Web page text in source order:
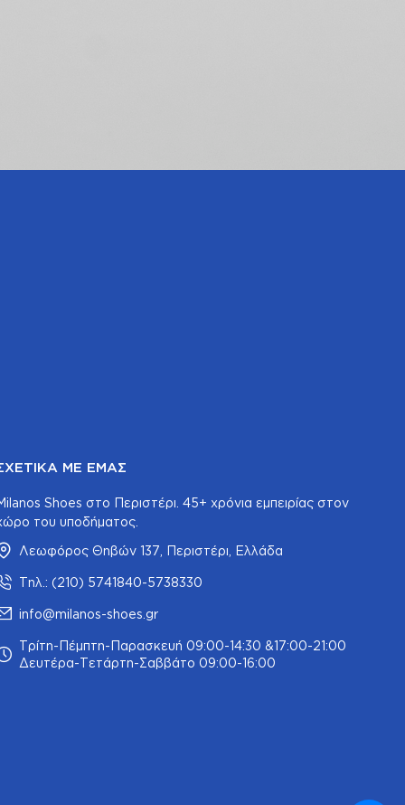
ΜΕ ΕΜΆΣ
Shoes στο Περιστέρι. 45+ χρόνια εμπειρίας στον
του υποδήματος.
Λεωφόρος Θηβών 137, Περιστέρι, Ελλάδα
Τηλ.: (210) 5741840-5738330
info@milanos-shoes.gr
Τρίτη-Πέμπτη-Παρασκευή 09:00-14:30 &17:00-21:00
Δευτέρα-Τετάρτη-Σαββάτο 09:00-16:00